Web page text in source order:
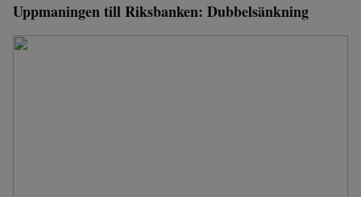
Uppmaningen till Riksbanken: Dubbelsänkning